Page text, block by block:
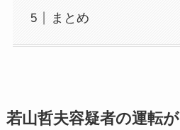
まとめ
若山哲夫容疑者の運転